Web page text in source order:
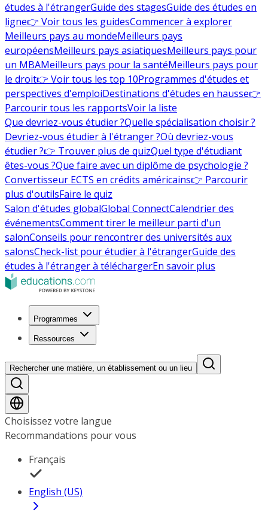
études à l'étrangerGuide des stagesGuide des études en
ligne👉 Voir tous les guidesCommencer à explorer
Meilleurs pays au mondeMeilleurs pays
européensMeilleurs pays asiatiquesMeilleurs pays pour
un MBAMeilleurs pays pour la santéMeilleurs pays pour
le droit👉 Voir tous les top 10Programmes d'études et
perspectives d'emploiDestinations d'études en hausse👉
Parcourir tous les rapportsVoir la liste
Que devriez-vous étudier ?Quelle spécialisation choisir ?
Devriez-vous étudier à l'étranger ?Où devriez-vous
étudier ?👉 Trouver plus de quizQuel type d'étudiant
êtes-vous ?Que faire avec un diplôme de psychologie ?
Convertisseur ECTS en crédits américains👉 Parcourir
plus d'outilsFaire le quiz
Salon d'études globalGlobal ConnectCalendrier des
événementsComment tirer le meilleur parti d'un
salonConseils pour rencontrer des universités aux
salonsCheck-list pour étudier à l'étrangerGuide des
études à l'étranger à téléchargerEn savoir plus
Programmes
Ressources
Rechercher une matière, un établissement ou un lieu
Choisissez votre langue
Recommandations pour vous
Français
English (US)